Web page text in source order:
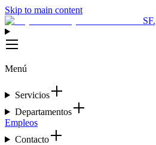
Skip to main content
Menú
Servicios
Departamentos
Empleos
Contacto